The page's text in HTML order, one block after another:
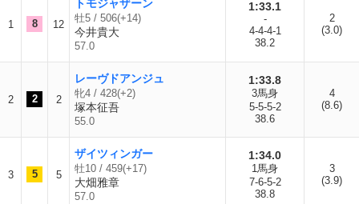
1 8 12
トモジャザーン
牡5 / 506(+14)
今井貴大
57.0
1:33.1
-
4-4-4-1
38.2
2
(3.0)
2 2 2
レーヴドアンジュ
牝4 / 428(+2)
塚本征吾
55.0
1:33.8
3馬身
5-5-5-2
38.6
4
(8.6)
3 5 5
ザイツィンガー
牡10 / 459(+17)
大畑雅章
57.0
1:34.0
1馬身
7-6-5-2
38.8
3
(3.9)